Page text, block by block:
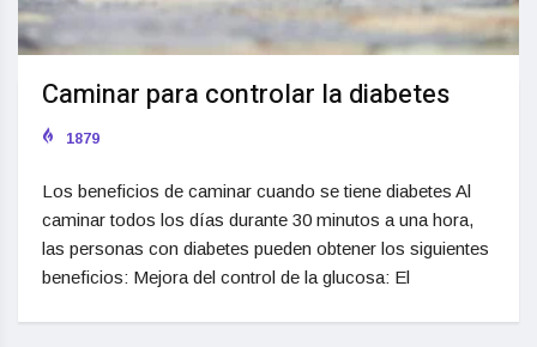
Caminar para controlar la diabetes
1879
Los beneficios de caminar cuando se tiene diabetes Al
caminar todos los días durante 30 minutos a una hora,
las personas con diabetes pueden obtener los siguientes
beneficios: Mejora del control de la glucosa: El